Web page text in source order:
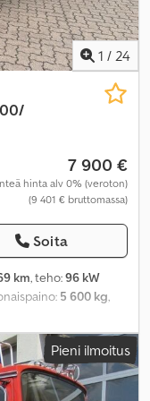
1 / 24
7 900 €
hinta alv 0% (veroton)
(9 401 € bruttomassa)
Soita
km, teho:96 kW
5 600 kg,
leveys:2 100 mm,
korkeus: 390 mm,
2 180 mm,
3, Varusteet:ABS,
Pieni ilmoitus